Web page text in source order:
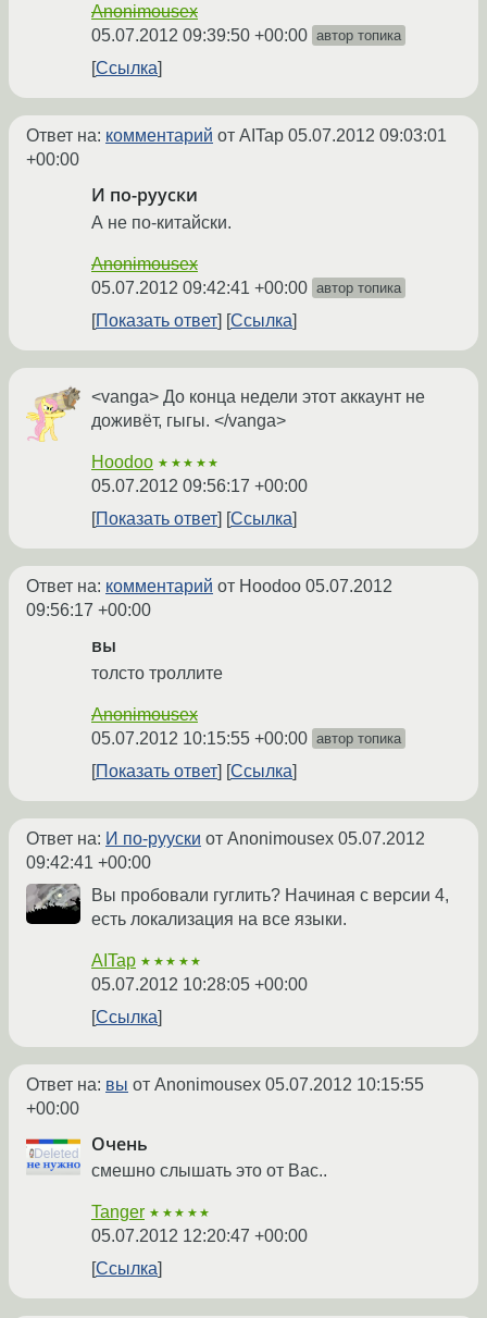
Anonimousex
05.07.2012 09:39:50 +00:00 автор топика
Ссылка
Ответ на: комментарий от AITap 05.07.2012 09:03:01
+00:00
И по-рууски
А не по-китайски.
Anonimousex
05.07.2012 09:42:41 +00:00 автор топика
Показать ответ Ссылка
<vanga> До конца недели этот аккаунт не
доживёт, гыгы. </vanga>
Hoodoo ★★★★★
05.07.2012 09:56:17 +00:00
Показать ответ
Ссылка
Ответ на: комментарий от Hoodoo 05.07.2012
09:56:17 +00:00
вы
толсто троллите
Anonimousex
05.07.2012 10:15:55 +00:00 автор топика
Показать ответ Ссылка
Ответ на: И по-рууски от Anonimousex 05.07.2012
09:42:41 +00:00
Вы пробовали гуглить? Начиная с версии 4,
есть локализация на все языки.
AITap ★★★★★
05.07.2012 10:28:05 +00:00
Ссылка
Ответ на: вы от Anonimousex 05.07.2012 10:15:55
+00:00
Очень
смешно слышать это от Вас..
Tanger ★★★★★
05.07.2012 12:20:47 +00:00
Ссылка